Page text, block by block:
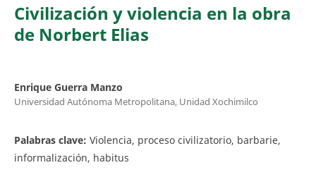
Civilización y violencia en la obra
de Norbert Elias
Enrique Guerra Manzo
Universidad Autónoma Metropolitana, Unidad Xochimilco
Palabras clave: Violencia, proceso civilizatorio, barbarie,
informalización, habitus